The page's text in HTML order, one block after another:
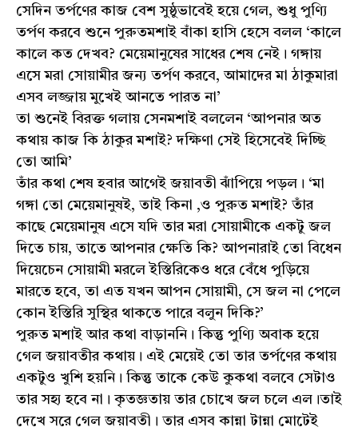
সেদিন তর্পণের কাজ বেশ সুষ্ঠুভাবেই হয়ে গেল, শুধু পুণ্যি
তর্পণ করবে শুনে পুরুতমশাই বাঁকা হাসি হেসে বলল ‘কালে
কালে কত দেখব? মেয়েমানুষের সাধের শেষ নেই। গঙ্গায়
এসে মরা সোয়ামীর জন্য তর্পণ করবে, আমাদের মা ঠাকুমারা
এসব লজ্জায় মুখেই আনতে পারত না’
তা শুনেই বিরক্ত গলায় সেনমশাই বললেন ‘আপনার অত
কথায় কাজ কি ঠাকুর মশাই? দক্ষিণা সেই হিসেবেই দিচ্ছি
তো আমি’
তাঁর কথা শেষ হবার আগেই জয়াবতী ঝাঁপিয়ে পড়ল। ‘মা
গঙ্গা তো মেয়েমানুষই, তাই কিনা ,ও পুরুত মশাই? তাঁর
কাছে মেয়েমানুষ এসে যদি তার মরা সোয়ামীকে একটু জল
দিতে চায়, তাতে আপনার ক্ষেতি কি? আপনারাই তো বিধেন
দিয়েচেন সোয়ামী মরলে ইস্তিরিকেও ধরে বেঁধে পুড়িয়ে
মারতে হবে, তা এত যখন আপন সোয়ামী, সে জল না পেলে
কোন ইস্তিরি সুস্থির থাকতে পারে বলুন দিকি?’
পুরুত মশাই আর কথা বাড়াননি। কিন্তু পুণ্যি অবাক হয়ে
গেল জয়াবতীর কথায়। এই মেয়েই তো তার তর্পণের কথায়
একটুও খুশি হয়নি। কিন্তু তাকে কেউ কুকথা বলবে সেটাও
তার সহ্য হবে না। কৃতজ্ঞতায় তার চোখে জল চলে এল।তাই
দেখে সরে গেল জয়াবতী। তার এসব কান্না টান্না মোটেই